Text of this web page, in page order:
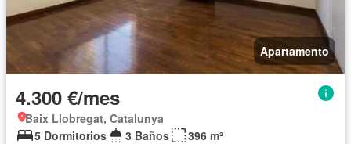
Apartamento
4.300 €/mes
Baix Llobregat, Catalunya
5 Dormitorios
3 Baños
396 m²